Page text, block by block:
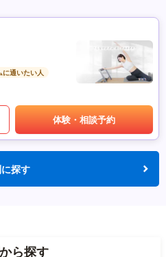
に通いたい人
体験・相談予約
探す
ら探す